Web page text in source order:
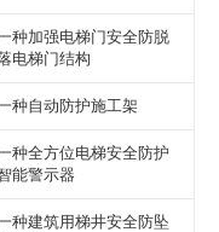
种加强电梯门安全防脱
电梯门结构
种自动防护施工架
种全方位电梯安全防护
能警示器
种建筑用梯井安全防坠